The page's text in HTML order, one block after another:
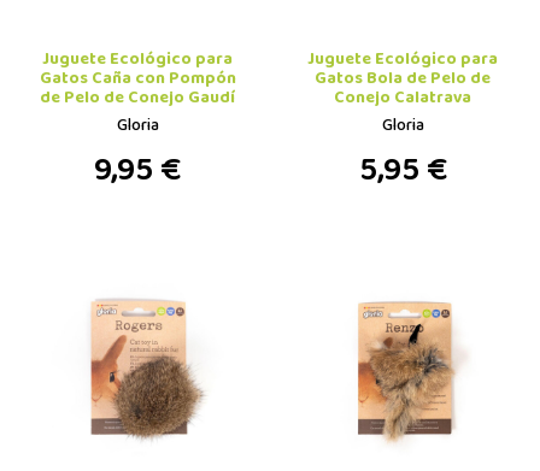
Juguete Ecológico para
Gatos Caña con Pompón
de Pelo de Conejo Gaudí
Gloria
9,95 €
Juguete Ecológico para
Gatos Bola de Pelo de
Conejo Calatrava
Gloria
5,95 €